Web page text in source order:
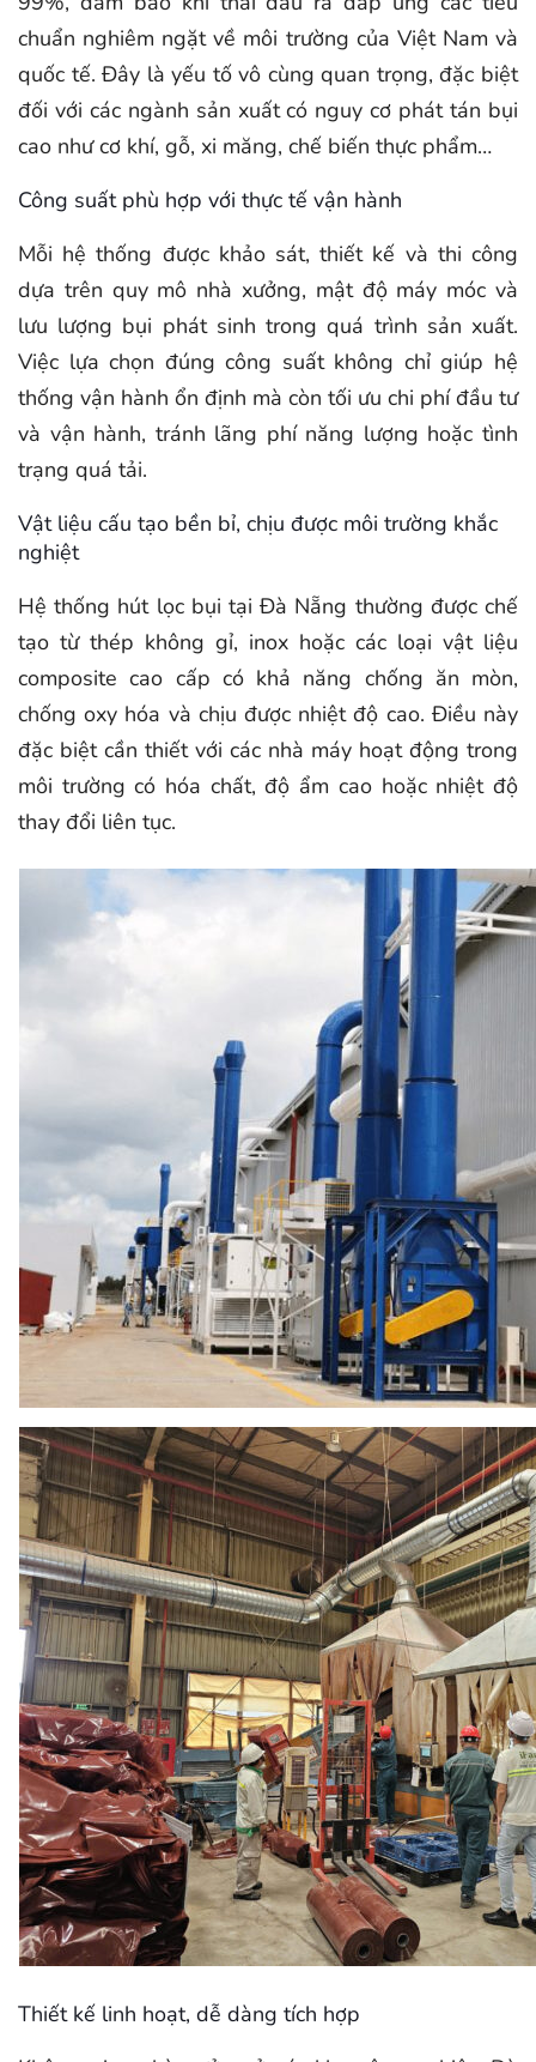
chuẩn nghiêm ngặt về môi trường của Việt Nam và
quốc tế. Đây là yếu tố vô cùng quan trọng, đặc biệt
đối với các ngành sản xuất có nguy cơ phát tán bụi
cao như cơ khí, gỗ, xi măng, chế biến thực phẩm…
Công suất phù hợp với thực tế vận hành
Mỗi hệ thống được khảo sát, thiết kế và thi công
dựa trên quy mô nhà xưởng, mật độ máy móc và
lưu lượng bụi phát sinh trong quá trình sản xuất.
Việc lựa chọn đúng công suất không chỉ giúp hệ
thống vận hành ổn định mà còn tối ưu chi phí đầu tư
và vận hành, tránh lãng phí năng lượng hoặc tình
trạng quá tải.
Vật liệu cấu tạo bền bỉ, chịu được môi trường khắc
nghiệt
Hệ thống hút lọc bụi tại Đà Nẵng thường được chế
tạo từ thép không gỉ, inox hoặc các loại vật liệu
composite cao cấp có khả năng chống ăn mòn,
chống oxy hóa và chịu được nhiệt độ cao. Điều này
đặc biệt cần thiết với các nhà máy hoạt động trong
môi trường có hóa chất, độ ẩm cao hoặc nhiệt độ
thay đổi liên tục.
Thiết kế linh hoạt, dễ dàng tích hợp